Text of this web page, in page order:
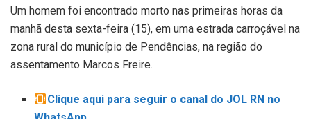
Um homem foi encontrado morto nas primeiras horas da
manhã desta sexta-feira (15), em uma estrada carroçável na
zona rural do município de Pendências, na região do
assentamento Marcos Freire.
Clique aqui para seguir o canal do JOL RN no